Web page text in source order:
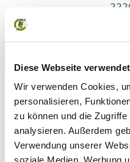
Diese Webseite
Wir verwenden Cookies,
personalisieren,
zu können und die
analysieren. Außerdem
Verwendung unserer
soziale Medien, Werbung
E-Mail
Webseite
SALES
Produktliste